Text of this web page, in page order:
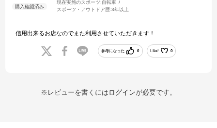
現在実施のスポーツ:自転車
スポーツ・アウトドア歴:3年以上
信用出来るお店なのでまた利用させていただきます！
参考になった 0 Like! 0
※レビューを書くにはログインが必要です。